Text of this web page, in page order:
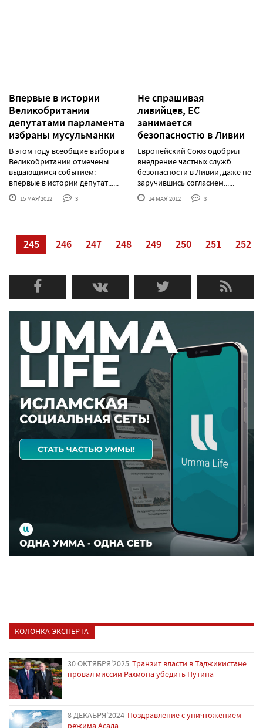
Впервые в истории
Великобритании
депутатами парламента
избраны мусульманки
В этом году всеобщие выборы в
Великобритании отмечены
выдающимся событием:
впервые в истории депутат......
15 МАЯ'2012 3
Не спрашивая
ливийцев, ЕС
занимается
безопасностю в Ливии
Европейский Союз одобрил
внедрение частных служб
безопасности в Ливии, даже не
заручившись согласием......
14 МАЯ'2012 3
245 246 247 248 249 250 251 252
КОЛОНКА ЭКСПЕРТА
30 ОКТЯБРЯ'2025 Транзит власти в Таджикистане:
провал миссии Рахмона убедить Путина
8 ДЕКАБРЯ'2024 Поздравление с уничтожением
режима Асада